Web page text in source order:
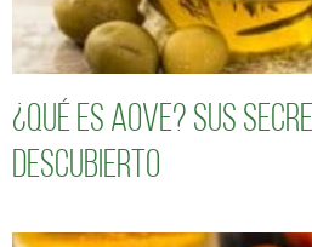
¿Qué es AOVE? Sus
descubierto